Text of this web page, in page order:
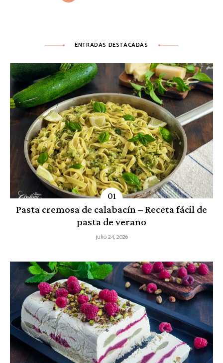
ENTRADAS DESTACADAS
Pasta cremosa de calabacín – Receta fácil de
pasta de verano
julio 24, 2026